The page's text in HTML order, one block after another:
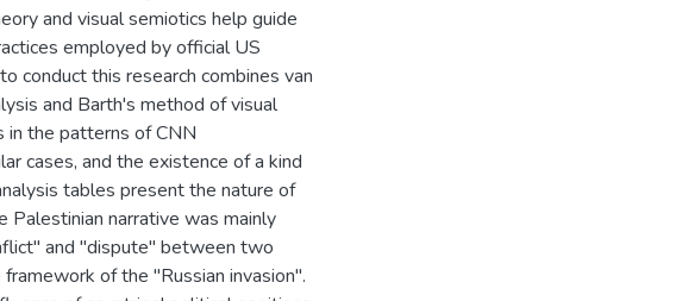
and visual semiotics help guide
employed by official US
conduct this research combines van
and Barth's method of visual
in the patterns of CNN
cases, and the existence of a kind
tables present the nature of
Palestinian narrative was mainly
and "dispute" between two
of the "Russian invasion".